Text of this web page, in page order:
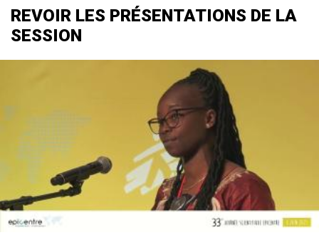
REVOIR LES PRÉSENTATIONS DE LA
SESSION